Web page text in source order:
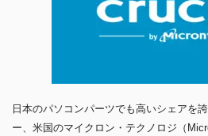
日本のパソコンパーツでも高いシェアを
ー、米国のマイクロン・テクノロジ（